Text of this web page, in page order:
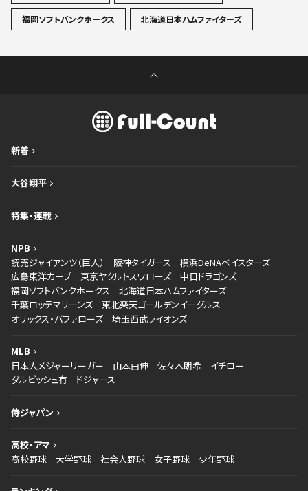
福岡ソフトバンクホークス 北海道日本ハムファイターズ
新着
大谷翔平
特集・連載
NPB
読売ジャイアンツ（巨人）
阪神タイガース
横浜DeNAベイスターズ
広島東洋カープ
東京ヤクルトスワローズ
中日ドラゴンズ
福岡ソフトバンクホークス
北海道日本ハムファイターズ
千葉ロッテマリーンズ
東北楽天ゴールデンイーグルス
オリックス・バファローズ
埼玉西武ライオンズ
MLB
日本人メジャーリーガー
山本由伸 佐々木朗希
イチロー
ダルビッシュ有
ドジャース
侍ジャパン
高校・アマ
高校野球
大学野球 社会人野球 女子野球 少年野球